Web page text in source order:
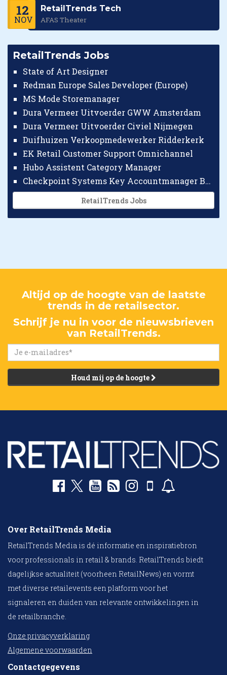
12
NOV
RetailTrends Tech
AFAS Theater
RetailTrends Jobs
State of Art Designer
Redman Europe Sales Developer (Europe)
MS Mode Storemanager
Dura Vermeer Uitvoerder GWW Amsterdam
Dura Vermeer Uitvoerder Civiel Nijmegen
Duifhuizen Verkoopmedewerker Ridderkerk
EK Retail Customer Support Omnichannel
Hubo Assistent Category Manager
Checkpoint Systems Key Accountmanager Benelux
RetailTrends Jobs
Altijd op de hoogte van de laatste
trends in de retailsector.
Schrijf je nu in voor de nieuwsbrieven
van RetailTrends.
Houd mij op de hoogte
Over RetailTrends Media
RetailTrends Media is dé informatie en inspiratiebron
voor professionals in retail & brands. RetailTrends biedt
dagelijkse actualiteit (voorheen RetailNews) en vormt
met diverse retailevents een platform voor het
signaleren en duiden van relevante ontwikkelingen in
de retailbranche.
Onze privacyverklaring
Algemene voorwaarden
Contactgegevens